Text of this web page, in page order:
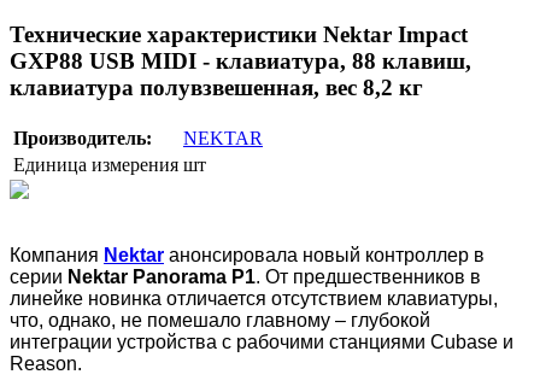
Технические характеристики Nektar Impact
GXP88 USB MIDI - клавиатура, 88 клавиш,
клавиатура полувзвешенная, вес 8,2 кг
Производитель:
NEKTAR
Единица измерения шт
Компания Nektar анонсировала новый контроллер в
серии Nektar Panorama P1. От предшественников в
линейке новинка отличается отсутствием клавиатуры,
что, однако, не помешало главному – глубокой
интеграции устройства с рабочими станциями Cubase и
Reason.